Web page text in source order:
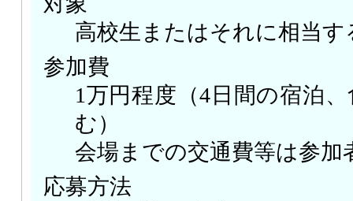
高校生またはそれに相当す
参加費
1万円程度（4日間の宿泊
む）
会場までの交通費等は参加
応募方法